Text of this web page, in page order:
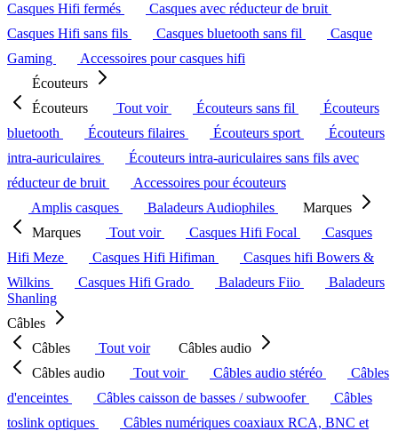
Casques Hifi fermés
Casques avec réducteur de bruit
Casques Hifi sans fils
Casques bluetooth sans fil
Casque
Gaming
Accessoires pour casques hifi
Écouteurs
Écouteurs
Tout voir Écouteurs sans fil
Écouteurs
bluetooth
Écouteurs filaires Écouteurs sport
Écouteurs
intra-auriculaires
Écouteurs intra-auriculaires sans fils avec
réducteur de bruit
Accessoires pour écouteurs
Amplis casques
Baladeurs Audiophiles
Marques
Marques
Tout voir Casques Hifi Focal
Casques
Hifi Meze
Casques Hifi Hifiman
Casques hifi Bowers &
Wilkins
Casques Hifi Grado Baladeurs Fiio
Baladeurs
Shanling
Câbles
Câbles
Tout voir
Câbles audio
Câbles audio
Tout voir Câbles audio stéréo
Câbles
d'enceintes
Câbles caisson de basses / subwoofer
Câbles
toslink optiques
Câbles numériques coaxiaux RCA, BNC et